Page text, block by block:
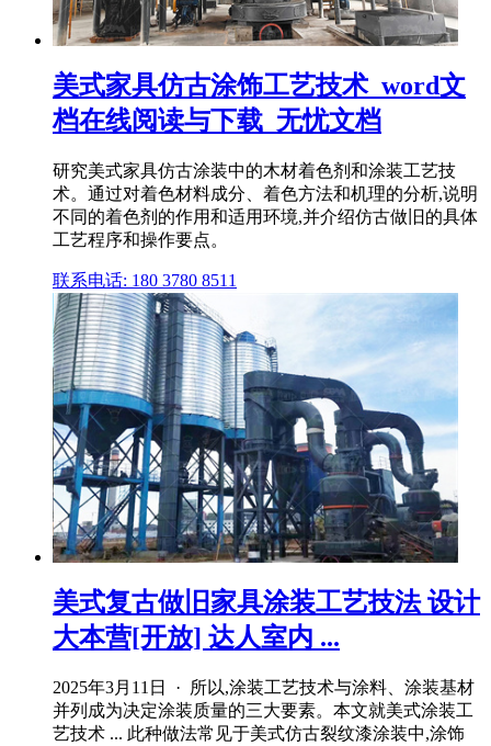
美式家具仿古涂饰工艺技术_word文
档在线阅读与下载_无忧文档
研究美式家具仿古涂装中的木材着色剂和涂装工艺技
术。通过对着色材料成分、着色方法和机理的分析,说明
不同的着色剂的作用和适用环境,并介绍仿古做旧的具体
工艺程序和操作要点。
联系电话: 180 3780 8511
美式复古做旧家具涂装工艺技法 设计
大本营[开放] 达人室内 ...
2025年3月11日 · 所以,涂装工艺技术与涂料、涂装基材
并列成为决定涂装质量的三大要素。本文就美式涂装工
艺技术 ... 此种做法常见于美式仿古裂纹漆涂装中,涂饰